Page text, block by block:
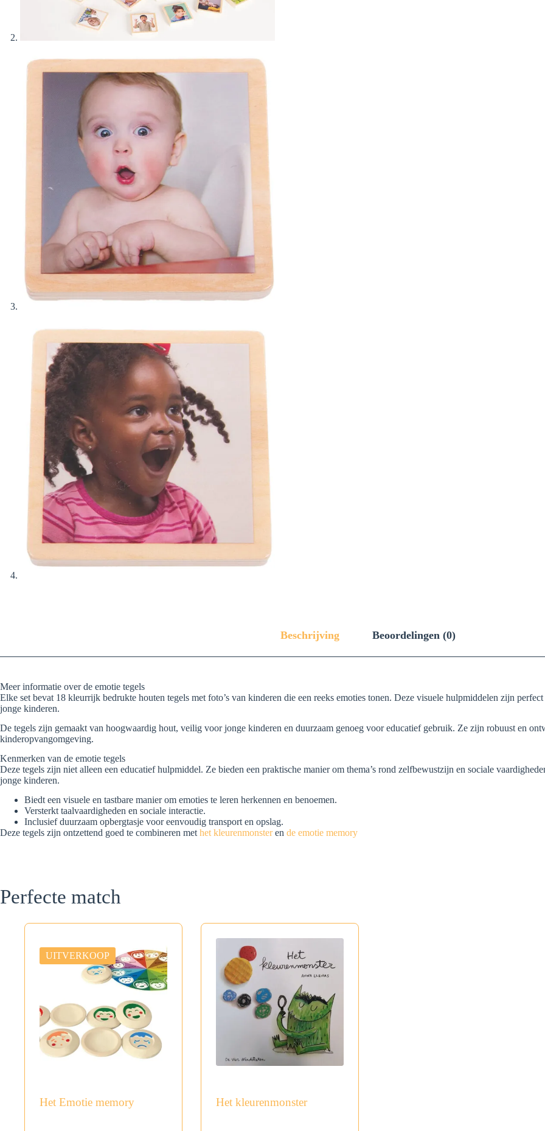
Beschrijving Beoordelingen (0)
Meer informatie over de emotie tegels
Elke set bevat 18 kleurrijk bedrukte houten tegels met foto’s van kinderen die een reeks emoties tonen. Deze visuele hulpmiddelen zijn
jonge kinderen.
De tegels zijn gemaakt van hoogwaardig hout, veilig voor jonge kinderen en duurzaam genoeg voor educatief gebruik. Ze zijn robuust en
kinderopvangomgeving.
Kenmerken van de emotie tegels
Deze tegels zijn niet alleen een educatief hulpmiddel. Ze bieden een praktische manier om thema’s rond zelfbewustzijn en sociale
jonge kinderen.
Biedt een visuele en tastbare manier om emoties te leren herkennen en benoemen.
Versterkt taalvaardigheden en sociale interactie.
Inclusief duurzaam opbergtasje voor eenvoudig transport en opslag.
Deze tegels zijn ontzettend goed te combineren met het kleurenmonsteren de emotie memory
Perfecte match
UITVERKOOP
Het Emotie memory Het kleurenmonster